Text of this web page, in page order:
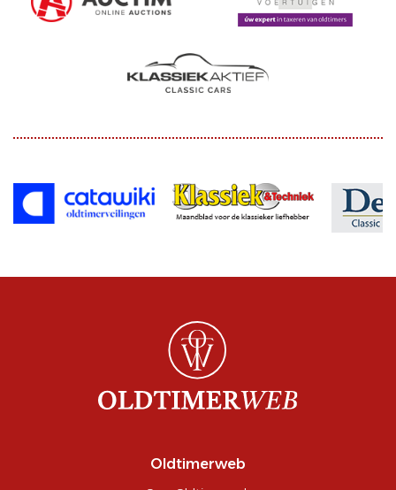
Oldtimerweb